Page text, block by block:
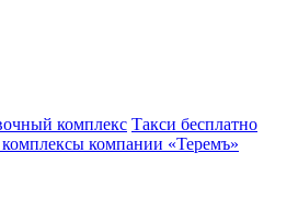
комплекс Такси бесплатно
комплексы компании «Теремъ»